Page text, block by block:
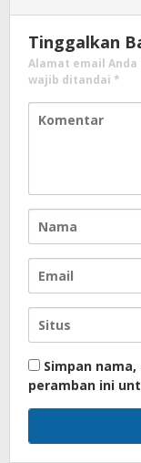
Tinggalkan
Alamat email
wajib ditandai *
Simpan
peramban ini